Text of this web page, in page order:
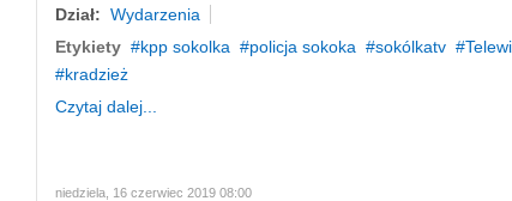
Dział: Wydarzenia
Etykiety
kpp sokolka policja sokoka sokólkatv
kradzież
Czytaj dalej...
niedziela, 16 czerwiec 2019 08:00